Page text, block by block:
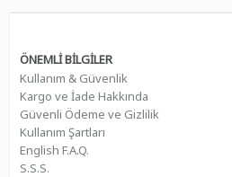
ÖNEMLİ BİLGİLER
Kullanım & Güvenlik
Kargo ve İade Hakkında
Güvenli Ödeme ve Gizlilik
Kullanım Şartları
English F.A.Q.
S.S.S.